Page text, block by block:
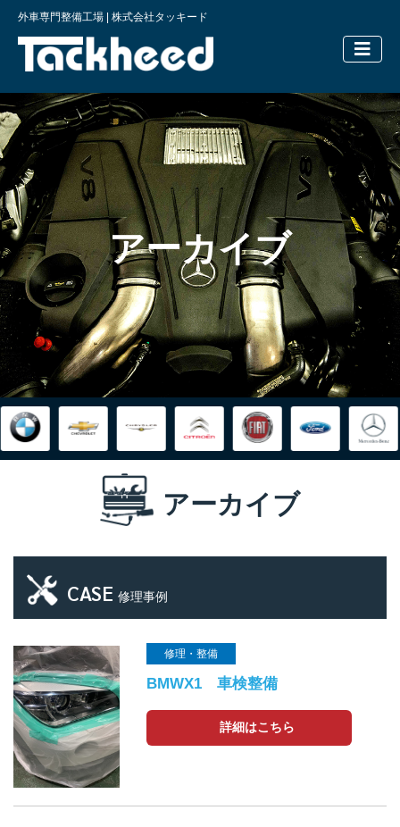
外車専門整備工場 | 株式会社タッキード
横浜の外
アーカイブ
アーカイブ
CASE 修理事例
修理・整備
BMWX1 車検整備
詳細はこちら